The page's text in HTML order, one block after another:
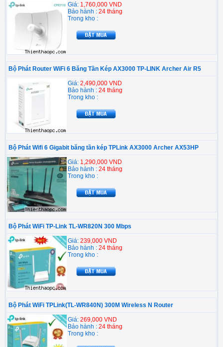
Giá: 1,760,000 VND
Bảo hành : 24 tháng
Trong kho :
Bộ Phát Router WiFi 6 Băng Tần Kép AX3000 TP-LINK Archer Air R5
Giá: 2,490,000 VND
Bảo hành : 24 tháng
Trong kho :
Bộ Phát Wifi 6 Gigabit băng tần kép TPLink AX3000 Archer AX53HP
Giá: 1,290,000 VND
Bảo hành : 24 tháng
Trong kho :
Bộ Phát WiFi TP-Link TL-WR820N 300 Mbps
Giá: 239,000 VND
Bảo hành : 24 tháng
Trong kho :
Bộ Phát WiFi TPLink(TL-WR840N) 300M Wireless N Router
Giá: 269,000 VND
Bảo hành : 24 tháng
Trong kho :